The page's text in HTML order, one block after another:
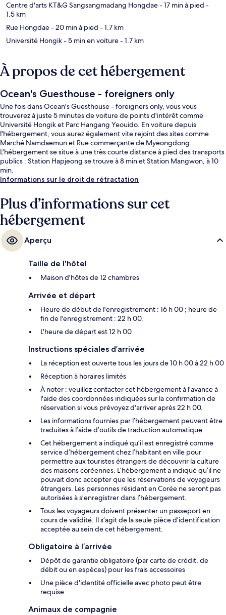
Centre d'arts KT&G Sangsangmadang Hongdae- 17 min à pied -
1.5 km
Rue Hongdae- 20 min à pied - 1.7 km
Université Hongik- 5 min en voiture- 1.7 km
À propos de cet hébergement
Ocean's Guesthouse - foreigners only
Une fois dans Ocean's Guesthouse - foreigners only, vous vous
trouverez à juste 5 minutes de voiture de points d'intérêt comme
Université Hongik et Parc Hangang Yeouido. En voiture depuis
l'hébergement, vous aurez également vite rejoint des sites comme
Marché Namdaemun et Rue commerçante de Myeongdong.
L'hébergement se situe à une très courte distance à pied des transports
publics : Station Hapjeong se trouve à 8 min et Station Mangwon, à 10
min.
Informations sur le droit de rétractation
Plus d’informations sur cet
hébergement
Aperçu
Taille de l'hôtel
Maison d'hôtes de 12 chambres
Arrivée et départ
Heure de début de l'enregistrement : 16 h 00 ; heure de
fin de l'enregistrement : 22 h 00.
L'heure de départ est 12 h 00
Instructions spéciales d’arrivée
La réception est ouverte tous les jours de 10 h 00 à 22 h 00
Réception à horaires limités
À noter : veuillez contacter cet hébergement à l'avance à
l'aide des coordonnées indiquées sur la confirmation de
réservation si vous prévoyez d'arriver après 22 h 00.
Les informations fournies par l’hébergement peuvent être
traduites à l’aide d’outils de traduction automatique
Cet hébergement a indiqué qu’il est enregistré comme
service d’hébergement chez l’habitant en ville pour
permettre aux touristes étrangers de découvrir la culture
des maisons coréennes. L’hébergement a indiqué qu’il ne
pouvait donc accepter que les réservations de voyageurs
étrangers. Les personnes résidant en Corée ne seront pas
autorisées à s’enregistrer dans l’hébergement.
Tous les voyageurs doivent présenter un passeport en
cours de validité. Il s’agit de la seule pièce d’identification
acceptée au sein de cet hébergement.
Obligatoire à l’arrivée
Dépôt de garantie obligatoire (par carte de crédit, de
débit ou en espèces) pour les frais accessoires
Une pièce d'identité officielle avec photo peut être
requise
Animaux de compagnie